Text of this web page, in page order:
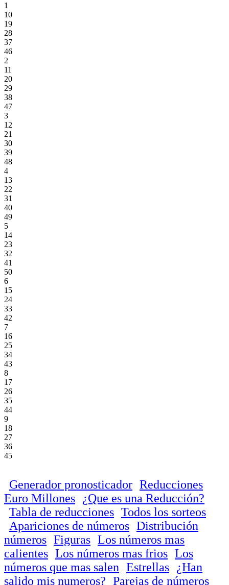
1
10
19
28
37
46
2
11
20
29
38
47
3
12
21
30
39
48
4
13
22
31
40
49
5
14
23
32
41
50
6
15
24
33
42
7
16
25
34
43
8
17
26
35
44
9
18
27
36
45
Generador pronosticador Reducciones
Euro Millones
¿Que es una Reducción?
Tabla de reducciones Todos los sorteos
Apariciones de números Distribución
números Figuras Los números mas
calientes Los números mas frios Los
números que mas salen Estrellas
¿Han
salido mis numeros? Parejas de números